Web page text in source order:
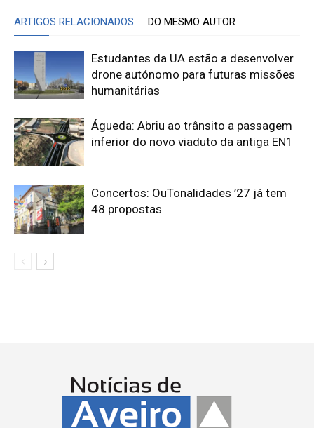
ARTIGOS RELACIONADOS DO MESMO AUTOR
Estudantes da UA estão a desenvolver
drone autónomo para futuras missões
humanitárias
Águeda: Abriu ao trânsito a passagem
inferior do novo viaduto da antiga EN1
Concertos: OuTonalidades ’27 já tem
48 propostas